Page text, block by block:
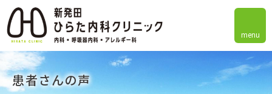
患者さんの声
menu